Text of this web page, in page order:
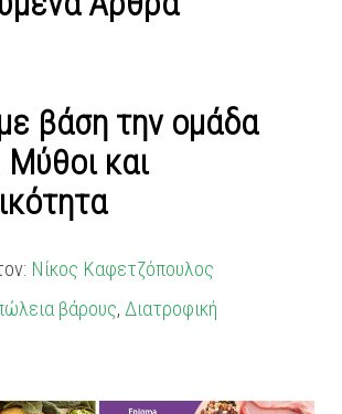
βάση την ομάδα
Μύθοι και
Νίκος Καφετζόπουλος
βάρους, Διατροφική